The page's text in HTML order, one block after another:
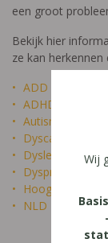
een groot
Bekijk hier
ze kan
ADD
ADHD
Autisme
Dyscalculie
Dyslexie
Dyspraxie
Hoogbegaafdheid
NLD
Wij